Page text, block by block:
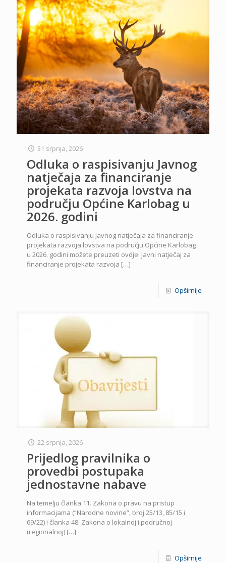
31 srpnja, 2026
Odluka o raspisivanju Javnog
natječaja za financiranje
projekata razvoja lovstva na
području Općine Karlobag u
2026. godini
Odluka o raspisivanju Javnog natječaja za financiranje
projekata razvoja lovstva na području Općine Karlobag
u 2026. godini možete preuzeti ovdje! Javni natječaj za
financiranje projekata razvoja […]
Opširnije
22 srpnja, 2026
Prijedlog pravilnika o
provedbi postupaka
jednostavne nabave
Na temelju članka 11. Zakona o pravu na pristup
informacijama (”Narodne novine”, broj 25/13, 85/15 i
69/22) i članka 48. Zakona o lokalnoj i područnoj
(regionalnoj) […]
Opširnije